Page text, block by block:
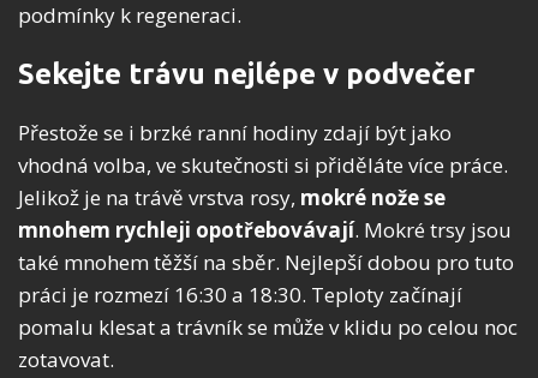
podmínky k regeneraci.
Sekejte trávu nejlépe v podvečer
Přestože se i brzké ranní hodiny zdají být jako
vhodná volba, ve skutečnosti si přiděláte více práce.
Jelikož je na trávě vrstva rosy, mokré nože se
mnohem rychleji opotřebovávají. Mokré trsy jsou
také mnohem těžší na sběr. Nejlepší dobou pro tuto
práci je rozmezí 16:30 a 18:30. Teploty začínají
pomalu klesat a trávník se může v klidu po celou noc
zotavovat.